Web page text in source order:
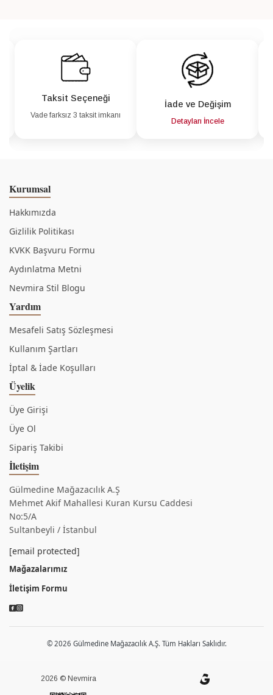
Taksit Seçeneği
Vade farksız 3 taksit imkanı
İade ve Değişim
Detayları İncele
Kurumsal
Hakkımızda
Gizlilik Politikası
KVKK Başvuru Formu
Aydınlatma Metni
Nevmira Stil Blogu
Yardım
Mesafeli Satış Sözleşmesi
Kullanım Şartları
İptal & İade Koşulları
Üyelik
Üye Girişi
Üye Ol
Sipariş Takibi
İletişim
Gülmedine Mağazacılık A.Ş
Mehmet Akif Mahallesi Kuran Kursu Caddesi
No:5/A
Sultanbeyli / İstanbul
[email protected]
Mağazalarımız
İletişim Formu
© 2026 Gülmedine Mağazacılık A.Ş. Tüm Hakları Saklıdır.
2026 © Nevmira